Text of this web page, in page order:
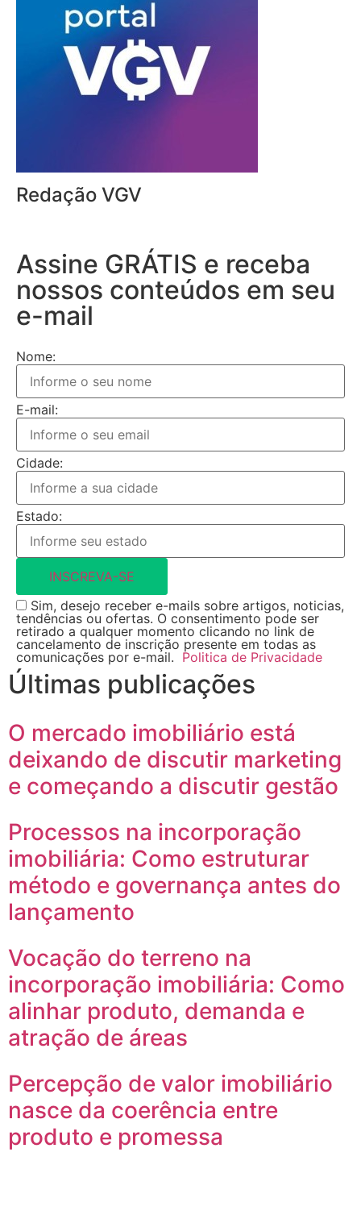
Redação VGV
Assine GRÁTIS e receba
nossos conteúdos em seu
e-mail
Nome:
E-mail:
Cidade:
Estado:
INSCREVA-SE
Sim, desejo receber e-mails sobre artigos, noticias,
tendências ou ofertas. O consentimento pode ser
retirado a qualquer momento clicando no link de
cancelamento de inscrição presente em todas as
comunicações por e-mail. Politica de Privacidade
Últimas publicações
O mercado imobiliário está
deixando de discutir marketing
e começando a discutir gestão
Processos na incorporação
imobiliária: Como estruturar
método e governança antes do
lançamento
Vocação do terreno na
incorporação imobiliária: Como
alinhar produto, demanda e
atração de áreas
Percepção de valor imobiliário
nasce da coerência entre
produto e promessa